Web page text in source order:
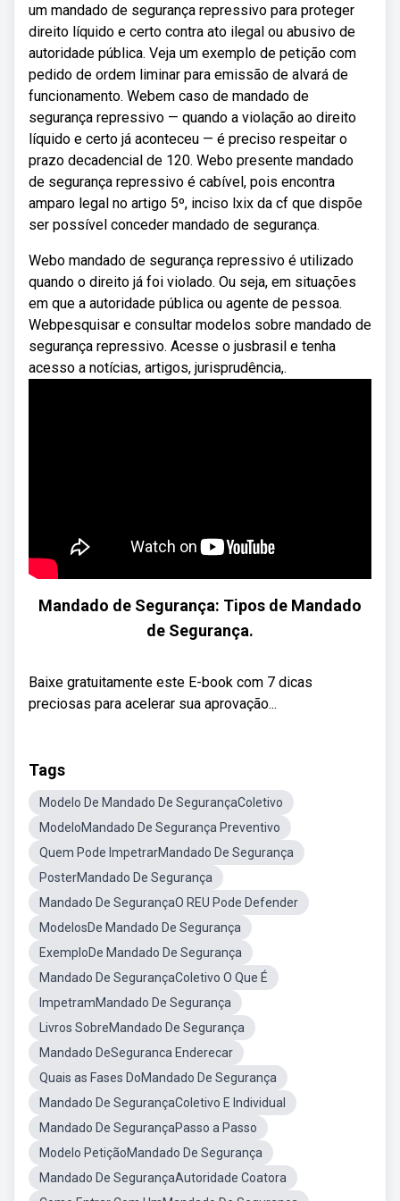
um mandado de segurança repressivo para proteger
direito líquido e certo contra ato ilegal ou abusivo de
autoridade pública. Veja um exemplo de petição com
pedido de ordem liminar para emissão de alvará de
funcionamento. Webem caso de mandado de
segurança repressivo — quando a violação ao direito
líquido e certo já aconteceu — é preciso respeitar o
prazo decadencial de 120. Webo presente mandado
de segurança repressivo é cabível, pois encontra
amparo legal no artigo 5º, inciso lxix da cf que dispõe
ser possível conceder mandado de segurança.
Webo mandado de segurança repressivo é utilizado
quando o direito já foi violado. Ou seja, em situações
em que a autoridade pública ou agente de pessoa.
Webpesquisar e consultar modelos sobre mandado de
segurança repressivo. Acesse o jusbrasil e tenha
acesso a notícias, artigos, jurisprudência,.
Mandado de Segurança: Tipos de Mandado
de Segurança.
Baixe gratuitamente este E-book com 7 dicas
preciosas para acelerar sua aprovação...
Tags
Modelo De Mandado De SegurançaColetivo
ModeloMandado De Segurança Preventivo
Quem Pode ImpetrarMandado De Segurança
PosterMandado De Segurança
Mandado De SegurançaO REU Pode Defender
ModelosDe Mandado De Segurança
ExemploDe Mandado De Segurança
Mandado De SegurançaColetivo O Que É
ImpetramMandado De Segurança
Livros SobreMandado De Segurança
Mandado DeSeguranca Enderecar
Quais as Fases DoMandado De Segurança
Mandado De SegurançaColetivo E Individual
Mandado De SegurançaPasso a Passo
Modelo PetiçãoMandado De Segurança
Mandado De SegurançaAutoridade Coatora